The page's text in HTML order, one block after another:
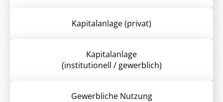
Kapitalanlage (privat)
Kapitalanlage
(institutionell / gewerblich)
Gewerbliche Nutzung